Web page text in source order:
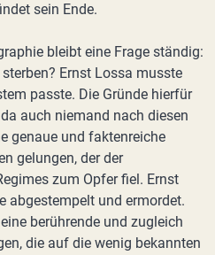
sein Ende.
bleibt eine Frage ständig:
Ernst Lossa musste
passte. Die Gründe hierfür
auch niemand nach diesen
genaue und faktenreiche
gelungen, der der
zum Opfer fiel. Ernst
abgestempelt und ermordet.
berührende und zugleich
die auf die wenig bekannten